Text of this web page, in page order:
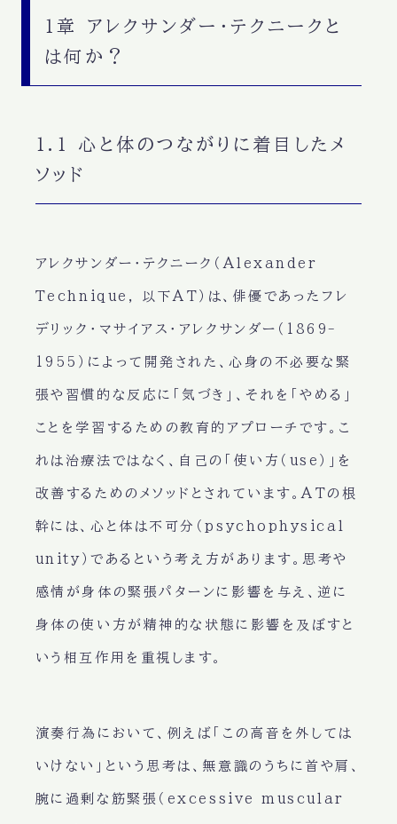
1章 アレクサンダー・テクニークと
は何か？
1.1 心と体のつながりに着目したメ
ソッド
アレクサンダー・テクニーク（Alexander
Technique, 以下AT）は、俳優であったフレ
デリック・マサイアス・アレクサンダー（1869-
1955）によって開発された、心身の不必要な緊
張や習慣的な反応に「気づき」、それを「やめる」
ことを学習するための教育的アプローチです。こ
れは治療法ではなく、自己の「使い方（use）」を
改善するためのメソッドとされています。ATの根
幹には、心と体は不可分（psychophysical
unity）であるという考え方があります。思考や
感情が身体の緊張パターンに影響を与え、逆に
身体の使い方が精神的な状態に影響を及ぼすと
いう相互作用を重視します。
演奏行為において、例えば「この高音を外しては
いけない」という思考は、無意識のうちに首や肩、
腕に過剰な筋緊張（excessive muscular